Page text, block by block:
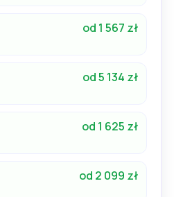
od 1 567 zł
od 5 134 zł
od 1 625 zł
od 2 099 zł